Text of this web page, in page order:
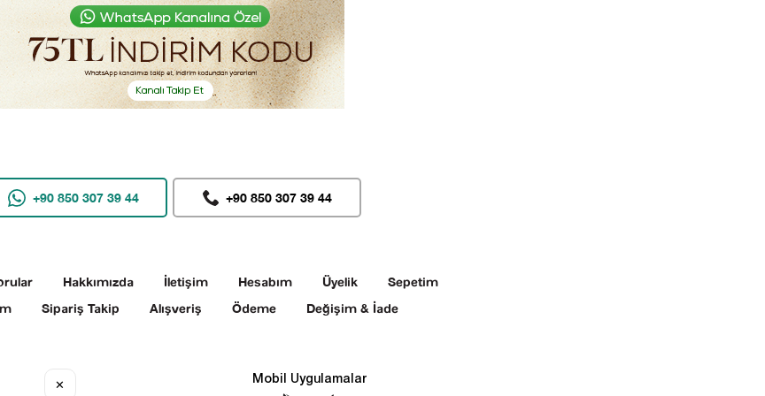
+90 850 307 39 44 +90 850 307 39 44
Hakkımızda İletişim Hesabım Üyelik
Sepetim
Sipariş Takip Alışveriş Ödeme Değişim & İade
Medya Mobil Uygulamalar
✕